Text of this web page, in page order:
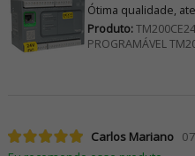
Ótima qualidade,
Produto:
PROGRAMÁVEL
Carlos Mariano